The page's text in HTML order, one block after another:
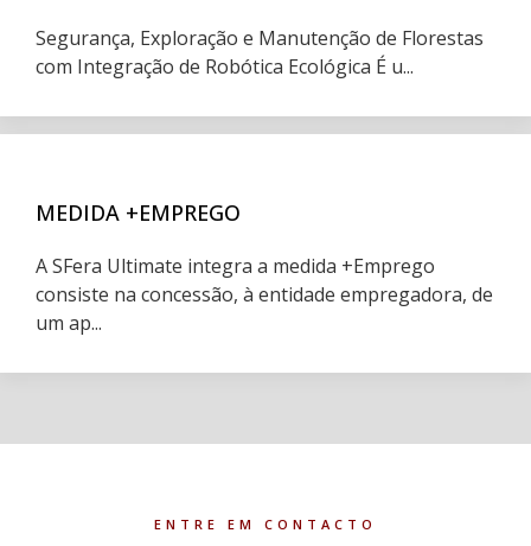
Segurança, Exploração e Manutenção de Florestas
com Integração de Robótica Ecológica É u...
MEDIDA +EMPREGO
A SFera Ultimate integra a medida +Emprego
consiste na concessão, à entidade empregadora, de
um ap...
ENTRE EM CONTACTO